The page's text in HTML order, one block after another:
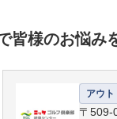
様のお悩み
アウト
〒509-